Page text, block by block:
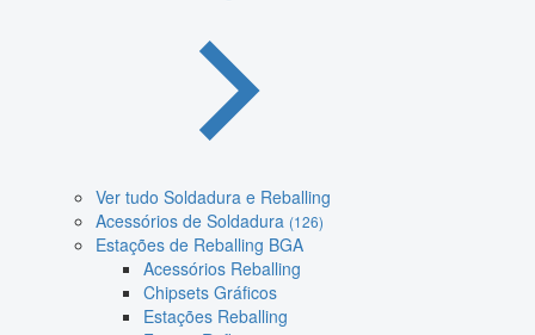
Ver tudo Soldadura e Reballing
Acessórios de Soldadura (126)
Estações de Reballing BGA
Acessórios Reballing
Chipsets Gráficos
Estações Reballing